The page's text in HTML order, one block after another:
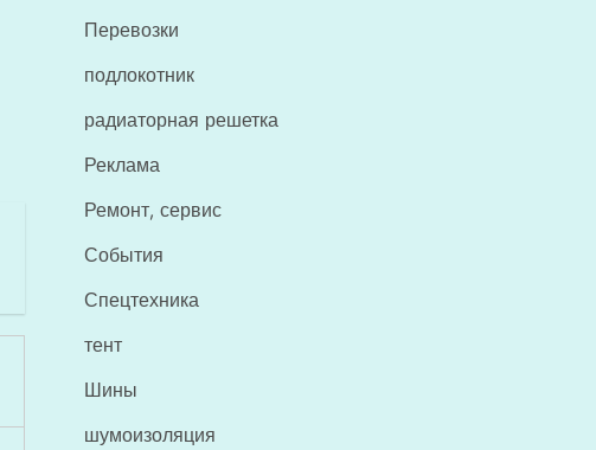
Перевозки
подлокотник
радиаторная решетка
Реклама
Ремонт, сервис
События
Спецтехника
тент
Шины
шумоизоляция